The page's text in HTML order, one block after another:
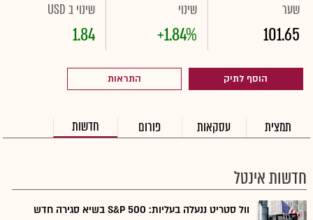
שער
101.65
שינוי
+1.84%
שינוי ב USD
1.84
הוסף לתיק התראות
תמצית עסקאות פורום חדשות
חדשות אינטל
וול סטריט ננעלה בעליות: S&P 500 בשיא סגירה חדש